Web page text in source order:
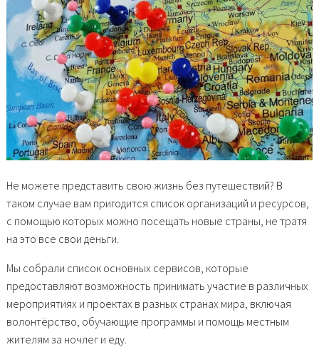
Не можете представить свою жизнь без путешествий? В
таком случае вам пригодится список организаций и ресурсов,
с помощью которых можно посещать новые страны, не тратя
на это все свои деньги.
Мы собрали список основных сервисов, которые
предоставляют возможность принимать участие в различных
мероприятиях и проектах в разных странах мира, включая
волонтёрство, обучающие программы и помощь местным
жителям за ночлег и еду.